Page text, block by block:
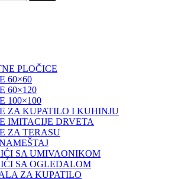
PLOČICE
60×60
60×120
100×100
ZA KUPATILO I KUHINJU
IMITACIJE DRVETA
ZA TERASU
SA UMIVAONIKOM
SA OGLEDALOM
ZA KUPATILO